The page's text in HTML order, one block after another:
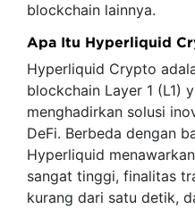
blockchain lainnya.
Apa Itu Hyperliquid
Hyperliquid Crypto
blockchain Layer 1 (L1)
menghadirkan solusi
DeFi. Berbeda dengan
Hyperliquid
sangat tinggi, finalitas
kurang dari satu detik,